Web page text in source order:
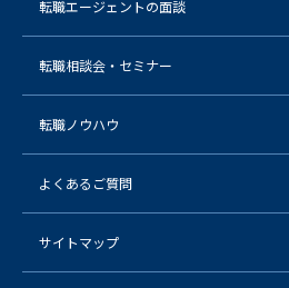
転職エージェントの面談
転職相談会・セミナー
転職ノウハウ
よくあるご質問
サイトマップ